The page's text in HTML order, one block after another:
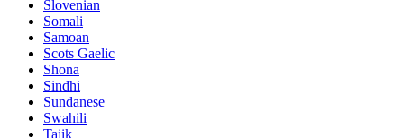
Slovenian
Somali
Samoan
Scots Gaelic
Shona
Sindhi
Sundanese
Swahili
Tajik